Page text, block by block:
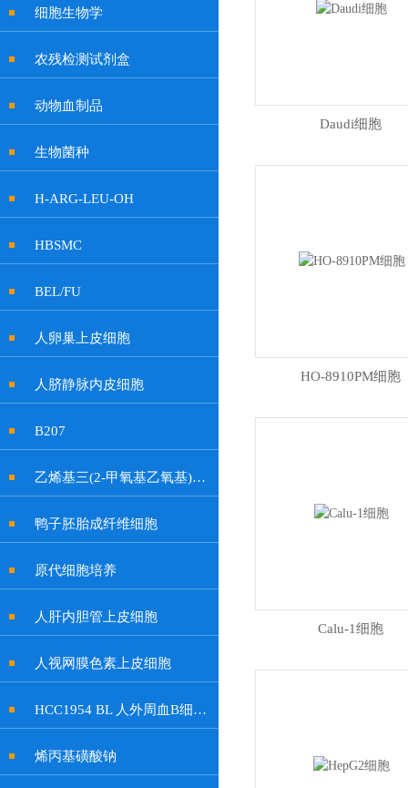
细胞生物学
农残检测试剂盒
动物血制品
生物菌种
H-ARG-LEU-OH
HBSMC
BEL/FU
人卵巢上皮细胞
人脐静脉内皮细胞
B207
乙烯基三(2-甲氧基乙氧基)硅烷
鸭子胚胎成纤维细胞
原代细胞培养
人肝内胆管上皮细胞
人视网膜色素上皮细胞
HCC1954 BL 人外周血B细胞系
烯丙基磺酸钠
Daudi细胞
HO-8910PM细胞
Calu-1细胞